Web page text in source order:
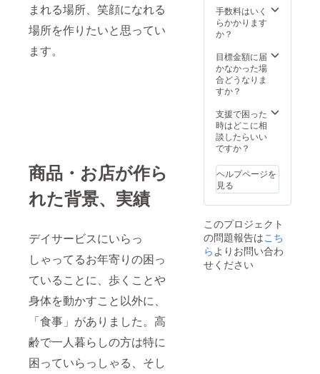
まれる場所、笑顔になれる
場所を作りたいと思ってい
ます。
商品・お店が作ら
れた背景、実績
デイサービスにいらっ
しゃってるお年寄りの困っ
ていることに、歩くことや
身体を動かすこと以外に、
「食事」がありました。高
齢で一人暮らしの方は特に
困っていらっしゃる、そし
手数料はいく
らかかります
か？
目標金額に届
かなかった場
合どうなりま
すか？
支援で困った
時はどこに相
談したらいい
ですか？
ヘルプページを
見る
このプロジェクト
の問題報告はこち
らよりお問い合わ
せください